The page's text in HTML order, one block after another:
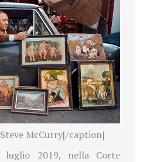
McCurry[/caption]
2019, nella Corte